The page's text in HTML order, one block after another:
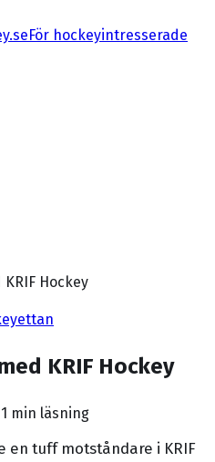
För hockeyintresserade
Hockey
KRIF Hockey
1 min läsning
en tuff motståndare i KRIF